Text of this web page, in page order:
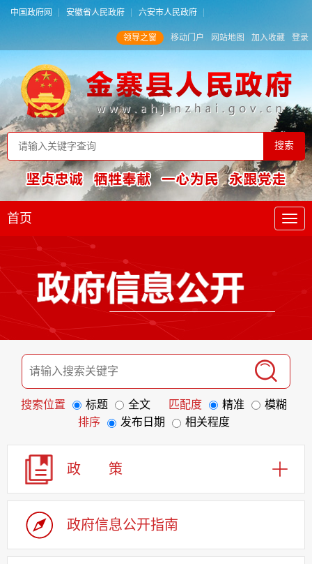
中国政府网 安徽省人民政府 六安市人民政府
领导之窗 移动门户 网站地图 加入收藏 登录
首页
搜索位置 标题 全文 匹配度 精准
模糊
排序
发布日期 相关程度
政 策
政府信息公开指南